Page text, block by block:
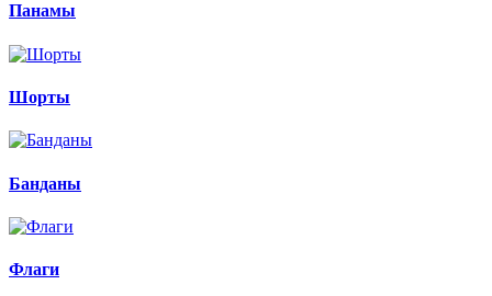
Панамы
Шорты
Банданы
Флаги